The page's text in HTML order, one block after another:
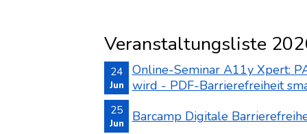
Veranstaltungsliste
24
Jun
2026
Online-Seminar A11y Xpert:
wird - PDF-Barrierefreiheit
25
Jun
Barcamp Digitale